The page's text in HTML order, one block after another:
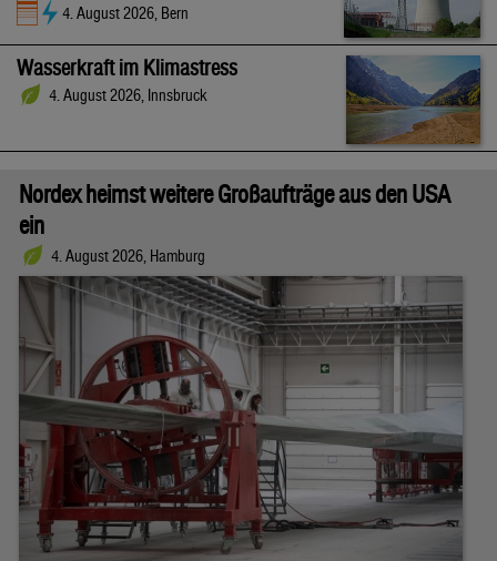
4. August 2026, Bern
Wasserkraft im Klimastress
4. August 2026, Innsbruck
Nordex heimst weitere Großaufträge aus den USA
ein
4. August 2026, Hamburg